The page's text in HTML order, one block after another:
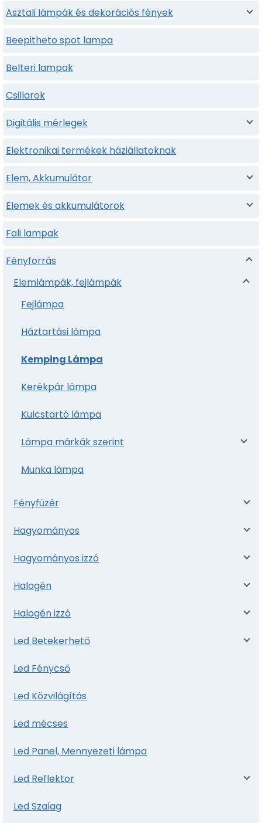
Asztali lámpák és dekorációs fények
Beepitheto spot lampa
Belteri lampak
Csillarok
Digitális mérlegek
Elektronikai termékek háziállatoknak
Elem, Akkumulátor
Elemek és akkumulátorok
Fali lampak
Fényforrás
Elemlámpák, fejlámpák
Fejlámpa
Háztartási lámpa
Kemping Lámpa
Kerékpár lámpa
Kulcstartó lámpa
Lámpa márkák szerint
Munka lámpa
Fényfüzér
Hagyományos
Hagyományos izzó
Halogén
Halogén izzó
Led Betekerhető
Led Fénycső
Led Közvilágítás
Led mécses
Led Panel, Mennyezeti lámpa
Led Reflektor
Led Szalag